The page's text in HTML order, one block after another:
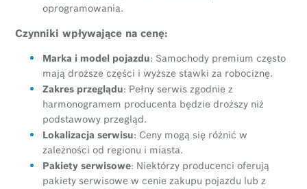
oprogramowania.
Czynniki wpływające na cenę:
Marka i model pojazdu: Samochody premium często
mają droższe części i wyższe stawki za robociznę.
Zakres przeglądu: Pełny serwis zgodnie z
harmonogramem producenta będzie droższy niż
podstawowy przegląd.
Lokalizacja serwisu: Ceny mogą się różnić w
zależności od regionu i miasta.
Pakiety serwisowe: Niektórzy producenci oferują
pakiety serwisowe w cenie zakupu pojazdu lub z